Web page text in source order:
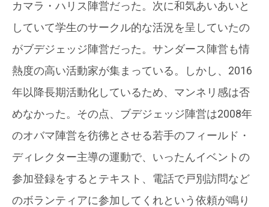
カマラ・ハリス陣営だった。次に和気あいあいと
していて学生のサークル的な活況を呈していたの
がブデジェッジ陣営だった。サンダース陣営も情
熱度の高い活動家が集まっている。しかし、2016
年以降長期活動化しているため、マンネリ感は否
めなかった。その点、ブデジェッジ陣営は2008年
のオバマ陣営を彷彿とさせる若手のフィールド・
ディレクター主導の運動で、いったんイベントの
参加登録をするとテキスト、電話で戸別訪問など
のボランティアに参加してくれという依頼が鳴り